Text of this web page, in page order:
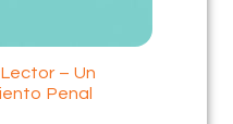
– Un
Penal